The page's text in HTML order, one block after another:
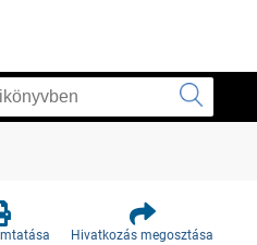
Hivatkozás megosztása